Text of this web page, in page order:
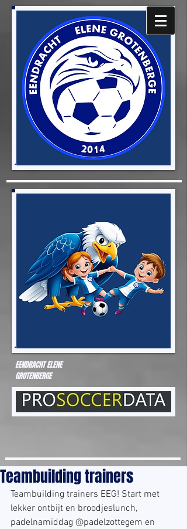
EENDRACHT ELENE
GROTENBERGE
Teambuilding trainers
Teambuilding trainers EEG! Start met
lekker ontbijt en broodjeslunch,
padelnamiddag @padelzottegem en